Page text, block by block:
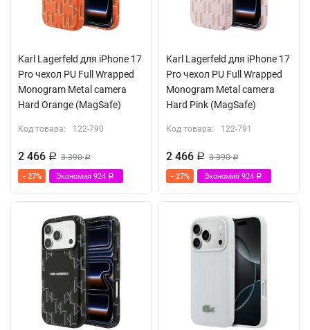
Karl Lagerfeld для iPhone 17
Pro чехол PU Full Wrapped
Monogram Metal camera
Hard Orange (MagSafe)
Код товара: 122-790
2 466 Р 3 390Р
- 27% Экономия 924 Р
Karl Lagerfeld для iPhone 17
Pro чехол PU Full Wrapped
Monogram Metal camera
Hard Pink (MagSafe)
Код товара: 122-791
2 466 Р 3 390Р
- 27% Экономия 924 Р